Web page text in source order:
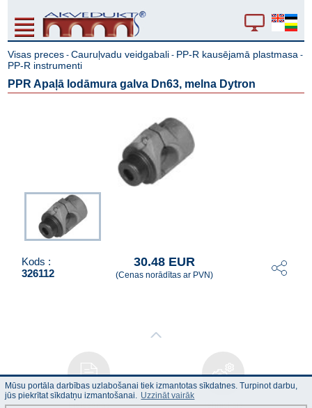
Visas preces -Cauruļvadu veidgabali - PP-R kausējamā plastmasa -
PP-R instrumenti
PPR Apaļā lodāmura galva Dn63, melna Dytron
Kods :
326112
30.48 EUR
(Cenas norādītas ar PVN)
Lietošanas
Tehniskais
Mūsu portāla darbības uzlabošanai tiek izmantotas sīkdatnes. Turpinot darbu,
jūs piekrītat sīkdatņu izmantošanai. Uzzināt vairāk